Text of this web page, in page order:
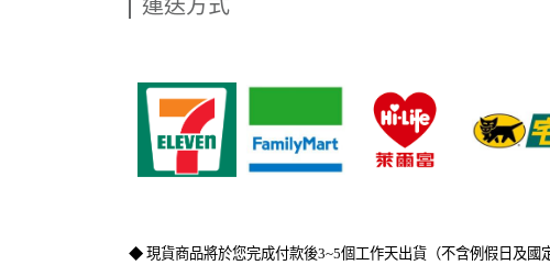
運送方式
◆ 現貨商品將於您完成付款後3~5個工作天出貨（不含例假日及國